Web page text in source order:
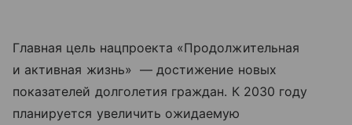
Главная цель нацпроекта «Продолжительная
и активная жизнь» — достижение новых
показателей долголетия граждан. К 2030 году
планируется увеличить ожидаемую